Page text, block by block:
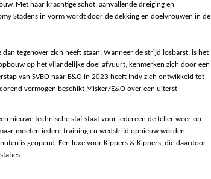
Met haar krachtige schot, aanvallende dreiging en
Stadens in vorm wordt door de dekking en doelvrouwen in de
tegenover zich heeft staan. Wanneer de strijd losbarst, is het
op het vijandelijke doel afvuurt, kenmerken zich door een
van SVBO naar E&O in 2023 heeft Indy zich ontwikkeld tot
vermogen beschikt Misker/E&O over een uiterst
nieuwe technische staf staat voor iedereen de teller weer op
moeten iedere training en wedstrijd opnieuw worden
is geopend. Een luxe voor Kippers & Kippers, die daardoor